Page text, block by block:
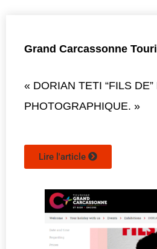
Grand Carcassonne
« DORIAN TETI “FILS
PHOTOGRAPHIQUE. »
Lire l'article